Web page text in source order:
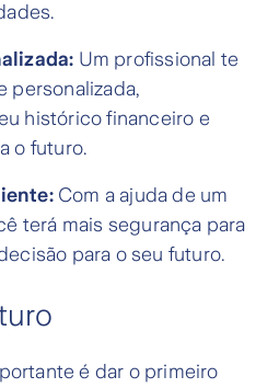
Um profissional te
personalizada,
histórico financeiro e
o futuro.
Com a ajuda de um
terá mais segurança para
para o seu futuro.
é dar o primeiro